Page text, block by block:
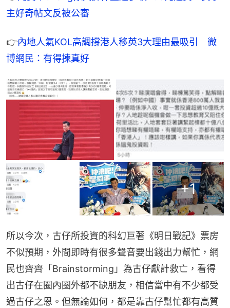
主好奇帖文反被公審
👉內地人氣KOL高調撐港人移英3大理由最吸引　微
博網民：有得揀真好
+1
所以今次，古仔所投資的科幻巨著《明日戰記》票房
不似預期，外間即時有很多聲音要出錢出力幫忙，網
民也齊齊「Brainstorming」為古仔獻計救亡，看得
出古仔在圈內圈外都不缺朋友，相信當中有不少都受
過古仔之恩。但無論如何，都是靠古仔幫忙都有高質